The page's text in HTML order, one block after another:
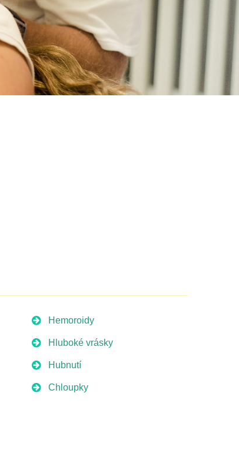
Hemoroidy
Hluboké vrásky
Hubnutí
Chloupky